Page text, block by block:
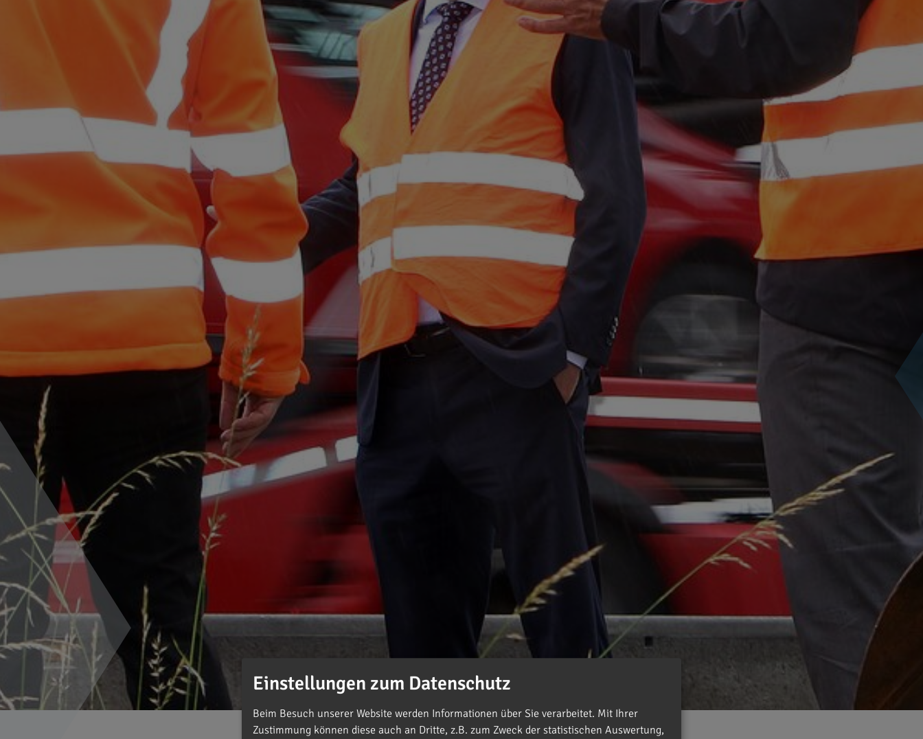
Einstellungen zum Datenschutz
Beim Besuch unserer Website werden Informationen über Sie verarbeitet. Mit Ihrer
Zustimmung können diese auch an Dritte, z.B. zum Zweck der statistischen Auswertung,